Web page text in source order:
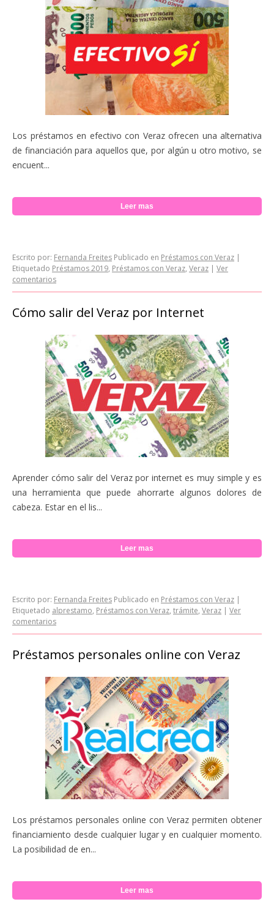
Los préstamos en efectivo con Veraz ofrecen una alternativa
de financiación para aquellos que, por algún u otro motivo, se
encuent...
Leer mas
Escrito por: Fernanda Freites Publicado en Préstamos con Veraz |
Etiquetado Préstamos 2019, Préstamos con Veraz, Veraz | Ver
comentarios
Cómo salir del Veraz por Internet
Aprender cómo salir del Veraz por internet es muy simple y es
una herramienta que puede ahorrarte algunos dolores de
cabeza. Estar en el lis...
Leer mas
Escrito por: Fernanda Freites Publicado en Préstamos con Veraz |
Etiquetado alprestamo, Préstamos con Veraz, trámite, Veraz | Ver
comentarios
Préstamos personales online con Veraz
Los préstamos personales online con Veraz permiten obtener
financiamiento desde cualquier lugar y en cualquier momento.
La posibilidad de en...
Leer mas